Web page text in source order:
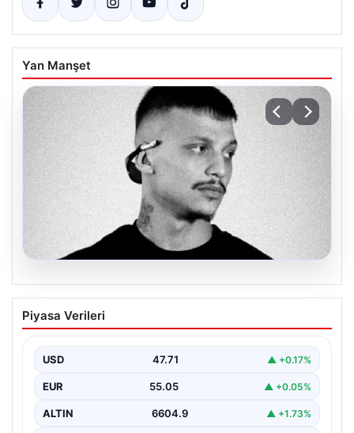
Yan Manşet
06.08.2026
Klibinde silah kullanan rapçi Yuşa
Keskin ile 3 şüpheli adli kontrol ile
Piyasa Verileri
USD 47.71 ▲ +0.17%
EUR 55.05 ▲ +0.05%
ALTIN 6604.9 ▲ +1.73%